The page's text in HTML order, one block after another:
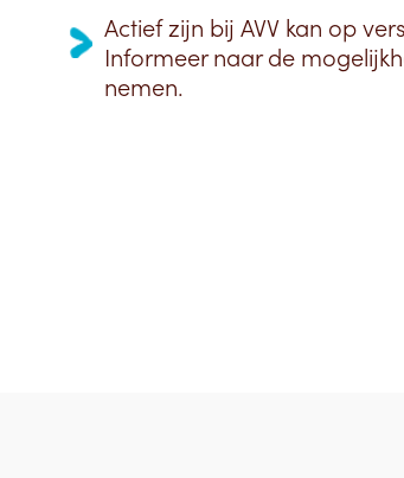
Actief zijn bij AVV kan op
Informeer naar de
nemen.